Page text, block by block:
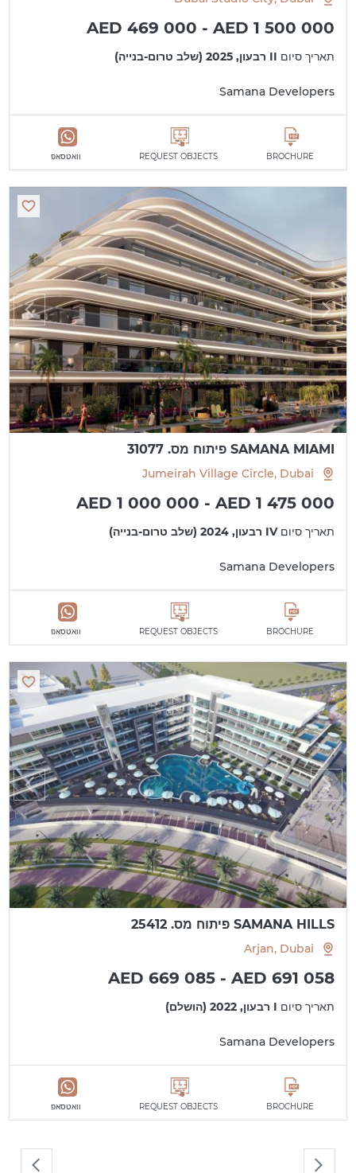
AED 469 000 - AED 1 500 000
תאריך סיום II רבעון, 2025 (שלב טרום-בנייה)
Samana Developers
BROCHURE
REQUEST OBJECTS וואטסאפ
SAMANA MIAMI פיתוח מס. 31077
Jumeirah Village Circle, Dubai
AED 1 000 000 - AED 1 475 000
תאריך סיוםIV רבעון, 2024 (שלב טרום-בנייה)
Samana Developers
BROCHURE
REQUEST OBJECTS וואטסאפ
SAMANA HILLS פיתוח מס. 25412
Arjan, Dubai
AED 669 085 - AED 691 058
תאריך סיום I רבעון, 2022 (הושלם)
Samana Developers
BROCHURE
REQUEST OBJECTS וואטסאפ